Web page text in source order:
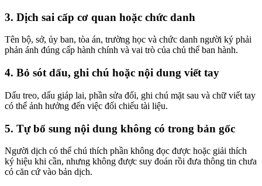
3. Dịch sai cấp cơ quan hoặc chức danh
Tên bộ, sở, ủy ban, tòa án, trường học và chức danh người ký phải
phản ánh đúng cấp hành chính và vai trò của chủ thể ban hành.
4. Bỏ sót dấu, ghi chú hoặc nội dung viết tay
Dấu treo, dấu giáp lai, phần sửa đổi, ghi chú mặt sau và chữ viết tay
có thể ảnh hưởng đến việc đối chiếu tài liệu.
5. Tự bổ sung nội dung không có trong bản gốc
Người dịch có thể chú thích phần không đọc được hoặc giải thích
ký hiệu khi cần, nhưng không được suy đoán rồi đưa thông tin chưa
có căn cứ vào bản dịch.